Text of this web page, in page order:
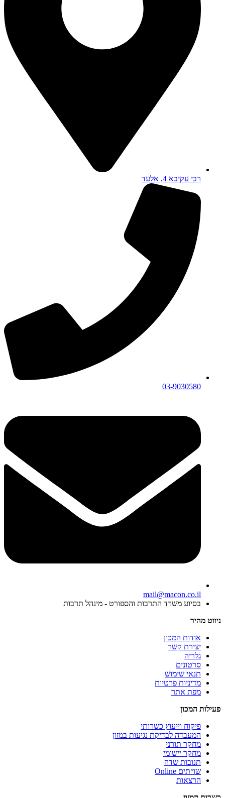
רבי עקיבא 4, אלעד
03-9030580
mail@macon.co.il
בסיוע משרד התרבות והספורט - מינהל תרבות
ניווט מהיר
אודות המכון
יצירת קשר
גלריה
סרטונים
תנאי שימוש
מדיניות פרטיות
מפת אתר
פעילות המכון
פיקוח וייעוץ כשרותי
המעבדה לבדיקת נגיעות במזון
מחקר תורני
מחקר יישומי
תנובות שדה
שו״תים Online
הרצאות